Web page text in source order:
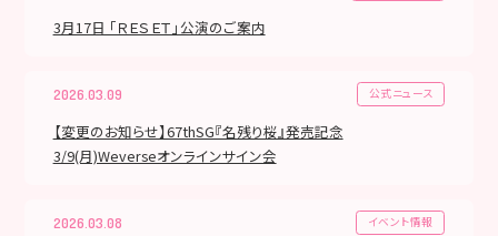
3月17日 「ＲＥＳＥＴ」公演のご案内
2026.03.09 公式ニュース
【変更のお知らせ】67thSG『名残り桜』発売記念
3/9(月)Weverseオンラインサイン会
2026.03.08 イベント情報